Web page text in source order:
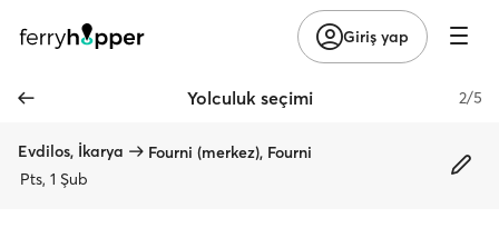
Giriş yap
Yolculuk seçimi 2/5
Evdilos, İkarya
Fourni (merkez), Fourni
Pts, 1 Şub